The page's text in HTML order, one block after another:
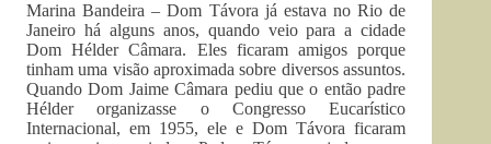
Marina Bandeira – Dom Távora já estava no Rio de
Janeiro há alguns anos, quando veio para a cidade
Dom Hélder Câmara. Eles ficaram amigos porque
tinham uma visão aproximada sobre diversos assuntos.
Quando Dom Jaime Câmara pediu que o então padre
Hélder organizasse o Congresso Eucarístico
Internacional, em 1955, ele e Dom Távora ficaram